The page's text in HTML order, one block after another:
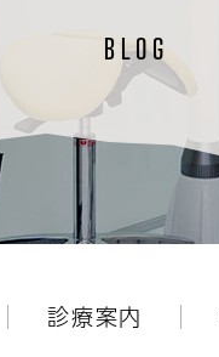
BLOG
診療案内